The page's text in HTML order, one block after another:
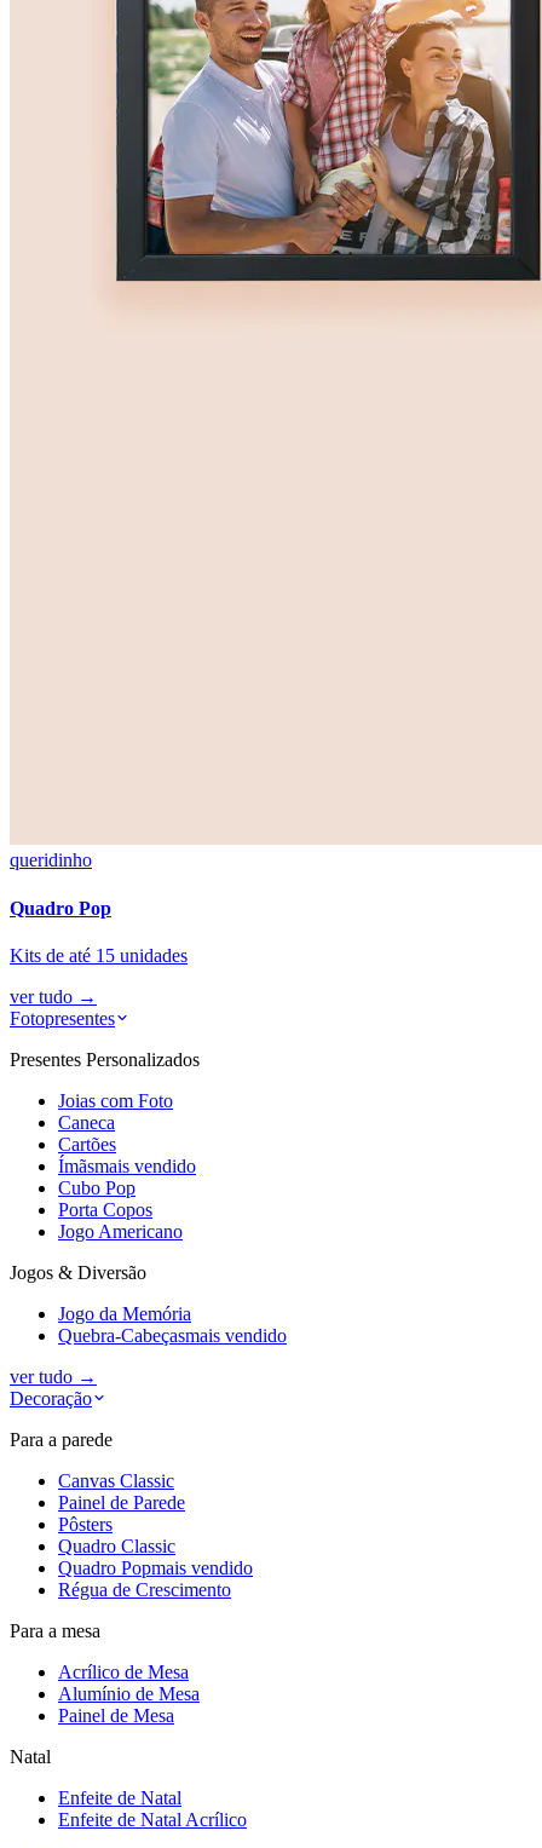
queridinho
Quadro Pop
Kits de até 15 unidades
ver tudo →
Fotopresentes
Presentes Personalizados
Joias com Foto
Caneca
Cartões
Ímãsmais vendido
Cubo Pop
Porta Copos
Jogo Americano
Jogos & Diversão
Jogo da Memória
Quebra-Cabeçasmais vendido
ver tudo →
Decoração
Para a parede
Canvas Classic
Painel de Parede
Pôsters
Quadro Classic
Quadro Popmais vendido
Régua de Crescimento
Para a mesa
Acrílico de Mesa
Alumínio de Mesa
Painel de Mesa
Natal
Enfeite de Natal
Enfeite de Natal Acrílico